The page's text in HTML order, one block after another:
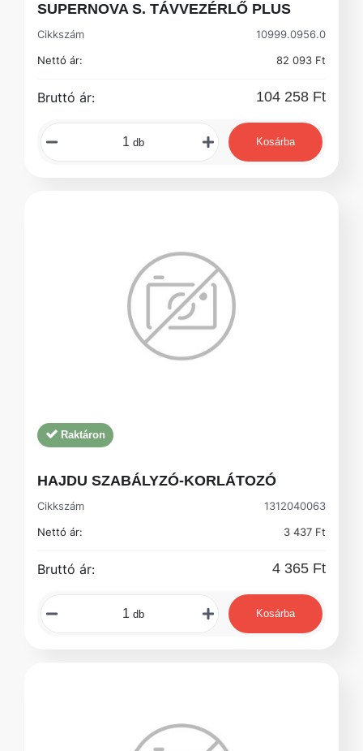
SUPERNOVA S. TÁVVEZÉRLŐ PLUS
Cikkszám
10999.0956.0
Nettó ár:
82 093 Ft
Bruttó ár: 104 258 Ft
db Kosárba
Raktáron
HAJDU SZABÁLYZÓ-KORLÁTOZÓ
Cikkszám
1312040063
Nettó ár:
3 437 Ft
Bruttó ár: 4 365 Ft
db Kosárba